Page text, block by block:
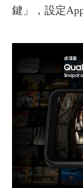
鍵」，設定